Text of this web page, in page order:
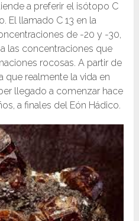
a preferir el isótopo C
El llamado C 13 en la
de -20 y -30,
las concentraciones que
rocosas. A partir de
que realmente la vida en
llegado a comenzar hace
a finales del Eón Hádico.